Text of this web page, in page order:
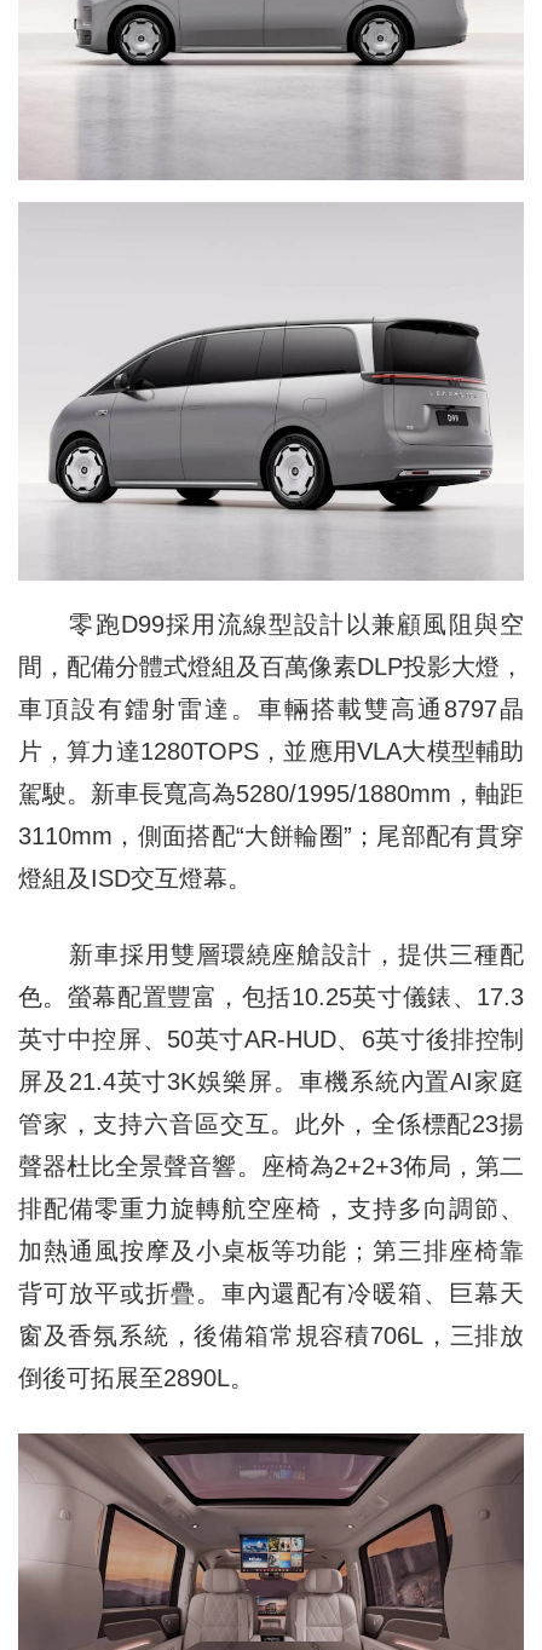
零跑D99採用流線型設計以兼顧風阻與空
間，配備分體式燈組及百萬像素DLP投影大燈，
車頂設有鐳射雷達。車輛搭載雙高通8797晶
片，算力達1280TOPS，並應用VLA大模型輔助
駕駛。新車長寬高為5280/1995/1880mm，軸距
3110mm，側面搭配“大餅輪圈”；尾部配有貫穿
燈組及ISD交互燈幕。
新車採用雙層環繞座艙設計，提供三種配
色。螢幕配置豐富，包括10.25英寸儀錶、17.3
英寸中控屏、50英寸AR-HUD、6英寸後排控制
屏及21.4英寸3K娛樂屏。車機系統內置AI家庭
管家，支持六音區交互。此外，全係標配23揚
聲器杜比全景聲音響。座椅為2+2+3佈局，第二
排配備零重力旋轉航空座椅，支持多向調節、
加熱通風按摩及小桌板等功能；第三排座椅靠
背可放平或折疊。車內還配有冷暖箱、巨幕天
窗及香氛系統，後備箱常規容積706L，三排放
倒後可拓展至2890L。